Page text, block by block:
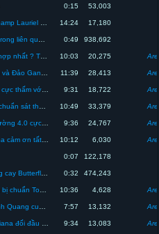
0:15 53,003
14:24 17,180
0:49 938,692
10:03 20,275
11:39 28,413
9:31 18,722
10:49 33,379
9:36 24,767
10:12 6,030
0:07 122,178
0:32 474,243
10:36 4,628
7:57 13,132
9:34 13,083